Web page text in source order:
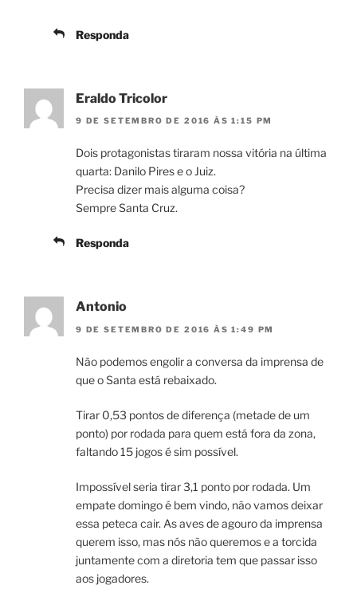
Responda
Eraldo Tricolor
9 DE SETEMBRO DE 2016 ÀS 1:15 PM
Dois protagonistas tiraram nossa vitória na última
quarta: Danilo Pires e o Juiz.
Precisa dizer mais alguma coisa?
Sempre Santa Cruz.
Responda
Antonio
9 DE SETEMBRO DE 2016 ÀS 1:49 PM
Não podemos engolir a conversa da imprensa de
que o Santa está rebaixado.
Tirar 0,53 pontos de diferença (metade de um
ponto) por rodada para quem está fora da zona,
faltando 15 jogos é sim possível.
Impossível seria tirar 3,1 ponto por rodada. Um
empate domingo é bem vindo, não vamos deixar
essa peteca cair. As aves de agouro da imprensa
querem isso, mas nós não queremos e a torcida
juntamente com a diretoria tem que passar isso
aos jogadores.